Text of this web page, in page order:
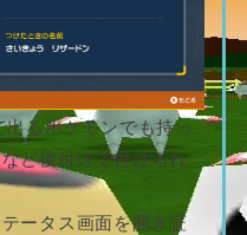
るポケモンでも持っ
ど後付けで付けられ
ータス画面を開き証